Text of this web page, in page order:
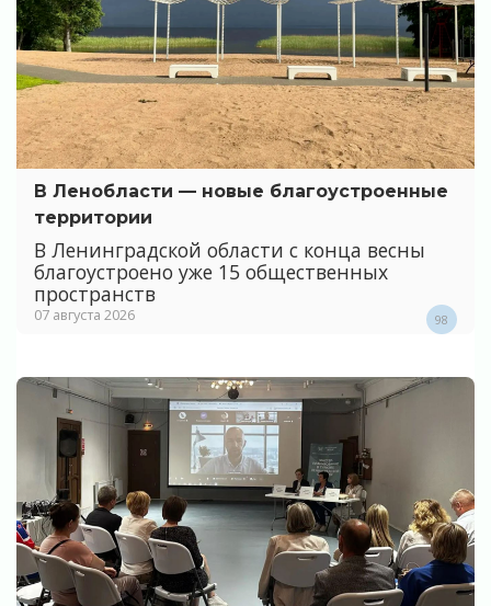
В Ленобласти — новые благоустроенные
территории
В Ленинградской области с конца весны
благоустроено уже 15 общественных
пространств
07 августа 2026 98